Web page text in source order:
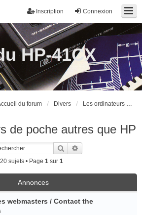
Connexion
Inscription
HP-41CX
du forum Divers Les ordinateurs de poche autres que HP
de poche autres que HP
Rechercher
20 sujets • Page 1 sur 1
Annonces
webmasters / Contact the